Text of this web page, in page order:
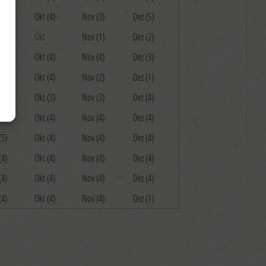
Okt (4) Nov (3)
Dez (5)
Okt Nov (1)
Dez (2)
Okt (4) Nov (4)
Dez (3)
Okt (4) Nov (2)
Dez (1)
Okt (3) Nov (3)
Dez (4)
Okt (4) Nov (4)
Dez (4)
Okt (4) Nov (4)
Dez (4)
Okt (4) Nov (4)
Dez (4)
Okt (4) Nov (4)
Dez (4)
Okt (4) Nov (4) Dez (1)